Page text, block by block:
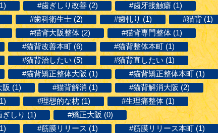
#歯ぎしり改善 (2)
#歯牙接触癖 (1)
#歯科衛生士 (2) #歯軋り (1)
#猫背 (1)
#猫背大阪整体 (2)
#猫背専門整体 (1)
#猫背改善本町 (6)
#猫背整体本町 (1)
#猫背治したい (5)
#猫背直したい (1)
#猫背矯正整体大阪 (1)
#猫背矯正整体本町 (1)
阪 (1) #猫背解消 (1)
#猫背解消大阪 (2)
#理想的な枕 (1)
#生理痛整体 (1)
ぎしり (1)
#矯正大阪 (0)
#筋膜リリース (1)
#筋膜リリース本町 (1)